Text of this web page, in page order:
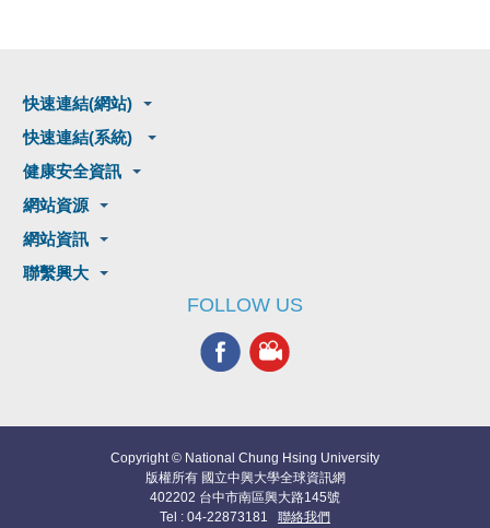
快速連結(網站)
快速連結(系統)
健康安全資訊
網站資源
網站資訊
聯繫興大
FOLLOW US
Copyright © National Chung Hsing University
版權所有 國立中興大學全球資訊網
402202 台中市南區興大路145號
Tel : 04-22873181 聯絡我們